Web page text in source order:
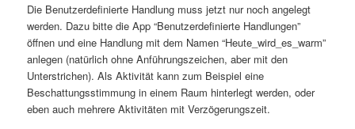
Die Benutzerdefinierte Handlung muss jetzt nur noch angelegt
werden. Dazu bitte die App “Benutzerdefinierte Handlungen”
öffnen und eine Handlung mit dem Namen “Heute_wird_es_warm”
anlegen (natürlich ohne Anführungszeichen, aber mit den
Unterstrichen). Als Aktivität kann zum Beispiel eine
Beschattungsstimmung in einem Raum hinterlegt werden, oder
eben auch mehrere Aktivitäten mit Verzögerungszeit.